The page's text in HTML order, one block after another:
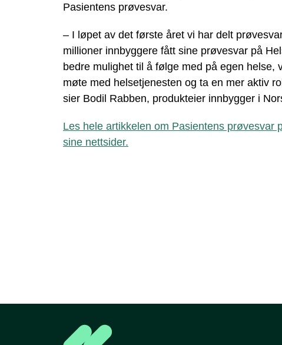
Pasientens prøvesvar.
– I løpet av det første året vi har delt
millioner innbyggere fått sine prøvesvar på
bedre mulighet til å følge med på egen helse,
møte med helsetjenesten og ta en mer aktiv
sier Bodil Rabben, produkteier innbygger i
Les hele artikkelen om Pasientens prøvesvar
sine nettsider.